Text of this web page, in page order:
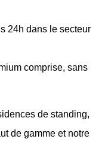
24h dans le secteur
comprise, sans
de standing,
de gamme et notre